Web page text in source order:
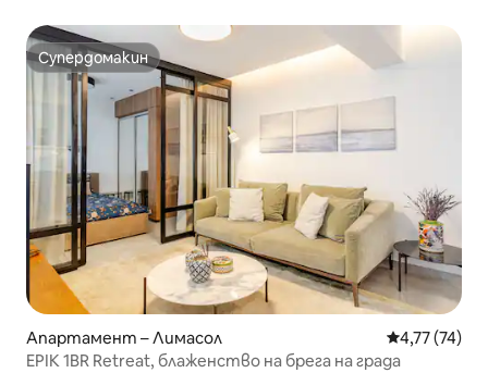
Супердомакин
Супердомакин
Апартамент – Лимасол Средна
4,77 (74)
EPIK 1BR Retreat, блаженство на брега на града